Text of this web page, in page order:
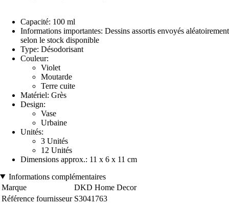
Capacité: 100 ml
Informations importantes: Dessins assortis envoyés aléatoirement
selon le stock disponible
Type: Désodorisant
Couleur:
Violet
Moutarde
Terre cuite
Matériel: Grès
Design:
Vase
Urbaine
Unités:
3 Unités
12 Unités
Dimensions approx.: 11 x 6 x 11 cm
Informations complémentaires
Marque
DKD Home Decor
Référence fournisseur S3041763